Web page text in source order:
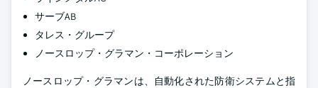
サーブAB
タレス・グループ
ノースロップ・グラマン・コーポレーション
ノースロップ・グラマンは、自動化された防衛システムと指